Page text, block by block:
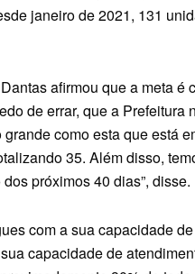
janeiro de 2021, 131
afirmou que a meta é
de errar, que a
como esta que está
35. Além disso,
próximos 40 dias”, disse.
com a sua capacidade
capacidade de